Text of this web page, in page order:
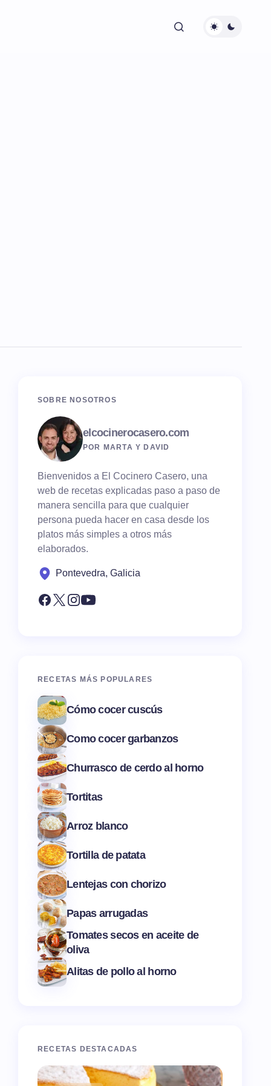
SOBRE NOSOTROS
elcocinerocasero.com
POR MARTA Y DAVID
Bienvenidos a El Cocinero Casero, una
web de recetas explicadas paso a paso de
manera sencilla para que cualquier
persona pueda hacer en casa desde los
platos más simples a otros más
elaborados.
Pontevedra, Galicia
RECETAS MÁS POPULARES
Cómo cocer cuscús
Como cocer garbanzos
Churrasco de cerdo al horno
Tortitas
Arroz blanco
Tortilla de patata
Lentejas con chorizo
Papas arrugadas
Tomates secos en aceite de
oliva
Alitas de pollo al horno
RECETAS DESTACADAS